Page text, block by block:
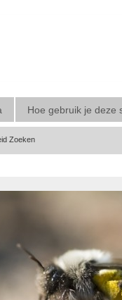
Hoe gebruik je deze
Zoeken